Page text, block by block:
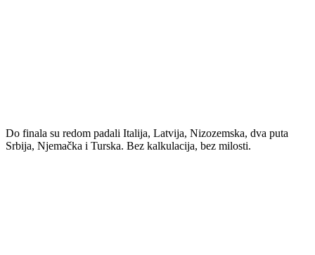
Do finala su redom padali Italija, Latvija, Nizozemska, dva puta
Srbija, Njemačka i Turska. Bez kalkulacija, bez milosti.